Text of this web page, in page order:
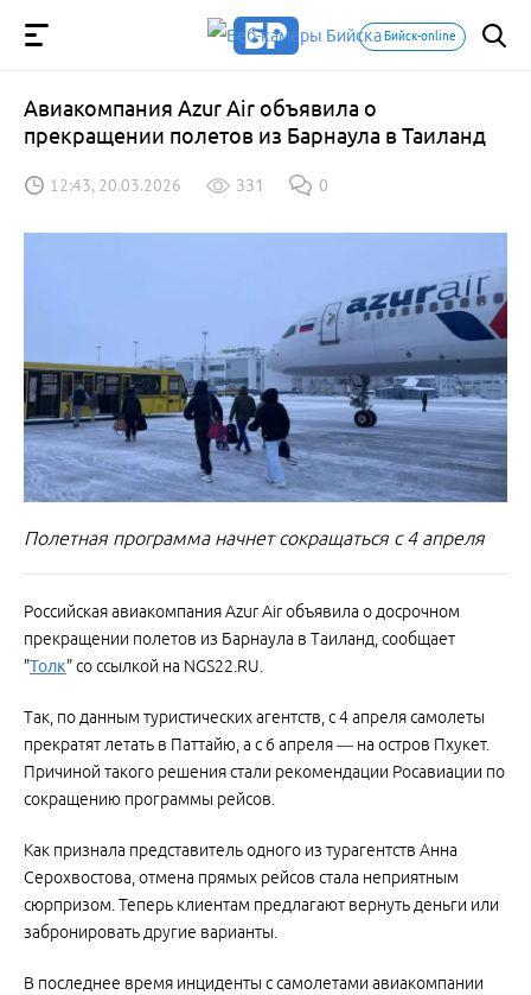
Бийск-online
Авиакомпания Azur Air объявила о
прекращении полетов из Барнаула в Таиланд
12:43, 20.03.2026 331 0
Полетная программа начнет сокращаться с 4 апреля
Российская авиакомпания Azur Air объявила о досрочном
прекращении полетов из Барнаула в Таиланд, сообщает
"Толк" со ссылкой на NGS22.RU.
Так, по данным туристических агентств, с 4 апреля самолеты
прекратят летать в Паттайю, а с 6 апреля — на остров Пхукет.
Причиной такого решения стали рекомендации Росавиации по
сокращению программы рейсов.
Как признала представитель одного из турагентств Анна
Серохвостова, отмена прямых рейсов стала неприятным
сюрпризом. Теперь клиентам предлагают вернуть деньги или
забронировать другие варианты.
В последнее время инциденты с самолетами авиакомпании